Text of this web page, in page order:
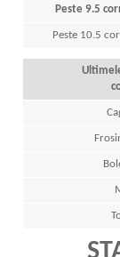
Peste 9.5
Peste 10.5